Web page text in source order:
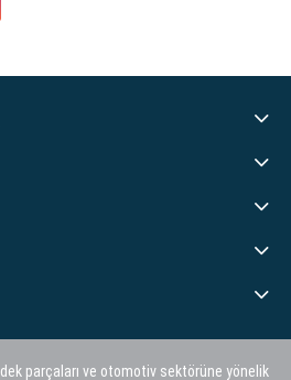
parçaları ve otomotiv sektörüne yönelik